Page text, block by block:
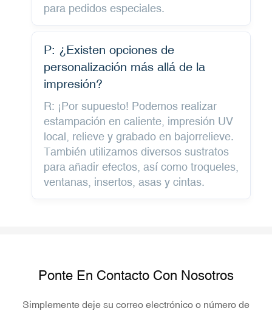
para pedidos especiales.
P: ¿Existen opciones de
personalización más allá de la
impresión?
R: ¡Por supuesto! Podemos realizar
estampación en caliente, impresión UV
local, relieve y grabado en bajorrelieve.
También utilizamos diversos sustratos
para añadir efectos, así como troqueles,
ventanas, insertos, asas y cintas.
Ponte En Contacto Con Nosotros
Simplemente deje su correo electrónico o número de